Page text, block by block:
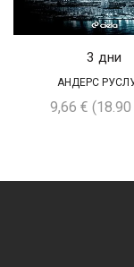
3 дни
АНДЕРС
9,66 € (18.90